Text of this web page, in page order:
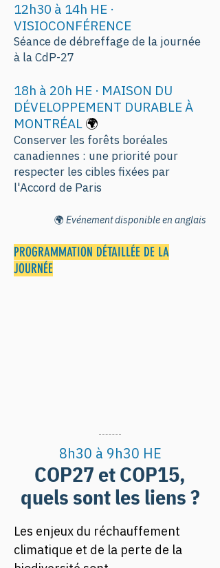
12h30 à 14h HE ·
VISIOCONFÉRENCE
Séance de débreffage de la journée
à la CdP-27
18h à 20h HE · MAISON DU
DÉVELOPPEMENT DURABLE À
MONTRÉAL 🌍
Conserver les forêts boréales
canadiennes : une priorité pour
respecter les cibles fixées par
l'Accord de Paris
🌍 Evénement disponible en anglais
PROGRAMMATION DÉTAILLÉE DE LA
JOURNÉE
8h30 à 9h30 HE
COP27 et COP15,
quels sont les liens ?
Les enjeux du réchauffement
climatique et de la perte de la